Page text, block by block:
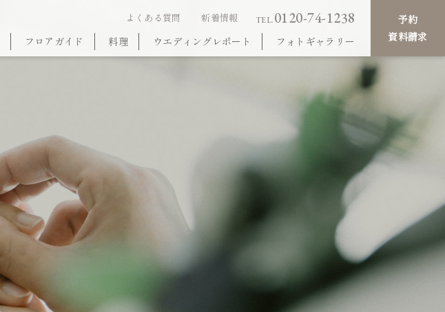
よくある質問 新着情報 TEL.0120-74-1238
フロアガイド 料理 ウエディングレポート フォトギャラリー
予約
資料請求